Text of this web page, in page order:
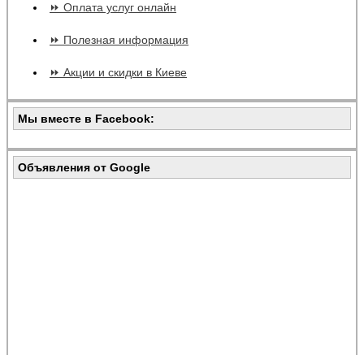
⏩ Оплата услуг онлайн
⏩ Полезная информация
⏩ Акции и скидки в Киеве
Мы вместе в Facebook:
Объявления от Google